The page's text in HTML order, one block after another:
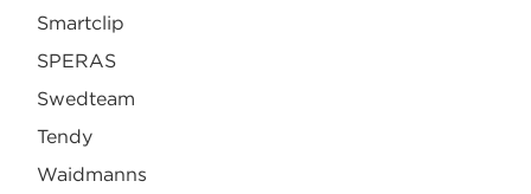
Smartclip
SPERAS
Swedteam
Tendy
Waidmanns